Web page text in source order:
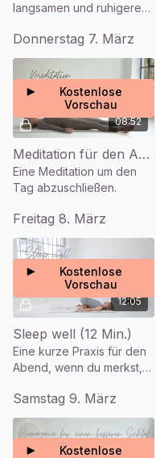
langsamen und ruhigeren
vom Joballtag richtig
erholen kannst.
Donnerstag 7. März
08:52
Kostenlose
Vorschau
Meditation für den Abend (9 Min.)
Eine Meditation um den
Tag abzuschließen.
Freitag 8. März
12:05
Kostenlose
Vorschau
Sleep well (12 Min.)
Eine kurze Praxis für den
Abend, wenn du merkst,
in deinem Körper ist, um
zur Ruhe zu kommen.
Samstag 9. März
Kostenlose